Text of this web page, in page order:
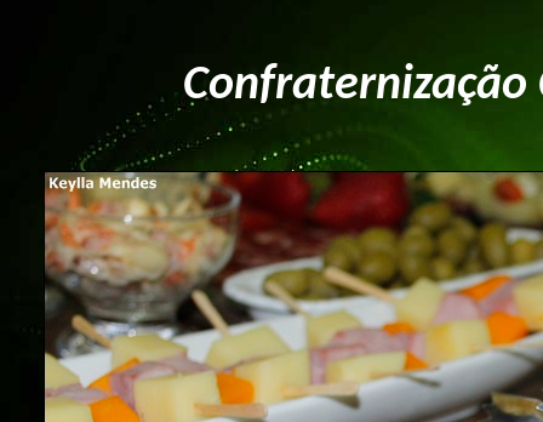
Confraternização